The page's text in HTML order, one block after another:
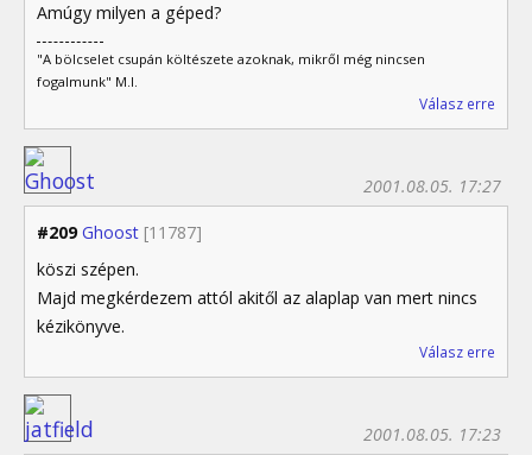
Amúgy milyen a géped?
"A bölcselet csupán költészete azoknak, mikről még nincsen
fogalmunk" M.I.
Válasz erre
#209 Ghoost [11787]
2001.08.05. 17:27
köszi szépen.
Majd megkérdezem attól akitől az alaplap van mert nincs
kézikönyve.
Válasz erre
2001.08.05. 17:23